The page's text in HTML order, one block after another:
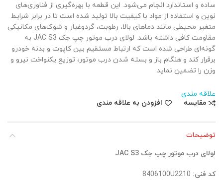
ساده و استاندارد انجام می‌شود. این قطعه با بهره‌گیری از فناوری‌های
نوین و استفاده از مواد با کیفیت بالا تولید شده است تا در برابر شرایط
متغیر محیطی مانند دماهای بالا، رطوبت، گردوغبار و شوک‌های مکانیکی
مقاومت کافی داشته باشد. لولای درب موتور چپ جک JAC S3 به
گونه‌ای طراحی شده است که ارتباط مستقیم بین کاپوت و بدنه خودرو
برقرار کند و هنگام باز و بسته شدن درب موتور، توزیع یکنواخت نیرو و
وزن را تضمین نماید.
علاقه مندی
مقایسه
افزودن به علاقه مندی
توضیحات
لولای درب موتور چپ جک JAC S3
کد فنی: